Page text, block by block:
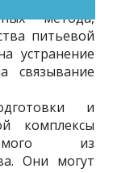
метода,
питьевой
устранение
связывание
и
комплексы
из
Они могут